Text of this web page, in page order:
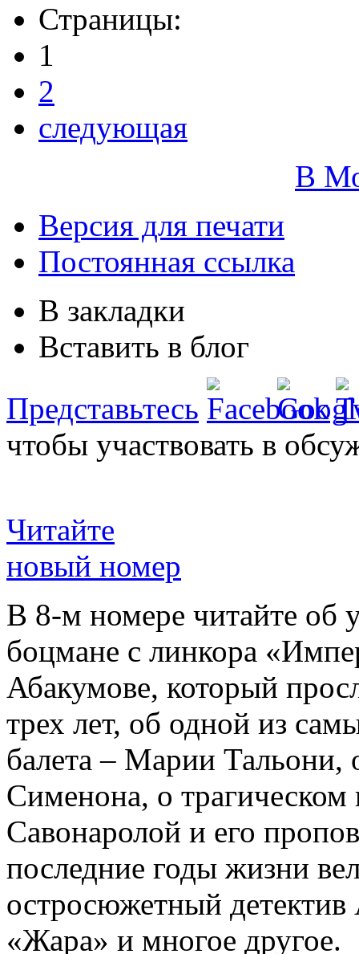
Страницы:
1
2
следующая
В
Версия для печати
Постоянная ссылка
В закладки
Вставить в блог
Представьтесь
чтобы участвовать в
Читайте
новый номер
В 8-м номере читайте об
боцмане с линкора
Абакумове, который
трех лет, об одной из
балета – Марии
Сименона, о трагическом
Савонаролой и его
последние годы жизни
остросюжетный детектив
«Жара» и многое другое.